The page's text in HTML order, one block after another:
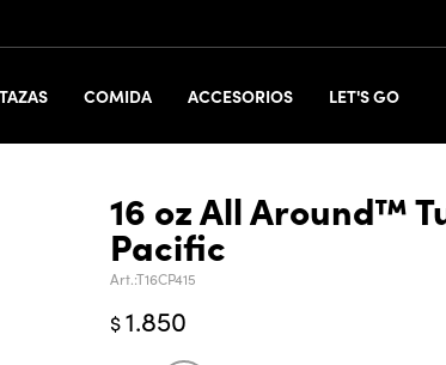
TAZAS COMIDA ACCESORIOS LET'S GO
16 oz All Around™
Pacific
T16CP415
$1.850